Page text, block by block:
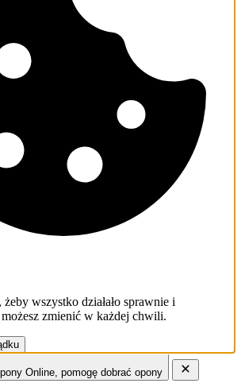
wszystko działało sprawnie i
zmienić w każdej chwili.
Online, pomogę dobrać opony